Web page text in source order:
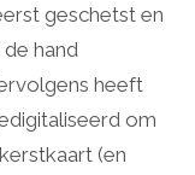
geschetst en
hand
heeft
om
(en